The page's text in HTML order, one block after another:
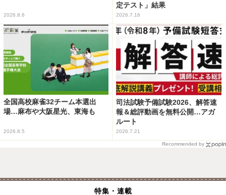
2026.8.6
定テスト」結果
2026.7.16
全国高校麻雀32チーム本選出
場…麻布や大阪星光、東海も
2026.8.5
司法試験予備試験2026、解答速
報＆総評動画を無料公開…アガ
ルート
2026.7.21
Recommended by
特集・連載